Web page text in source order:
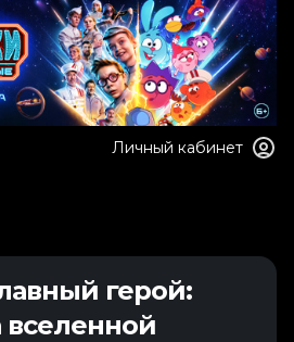
Личный кабинет
герой:
вселенной